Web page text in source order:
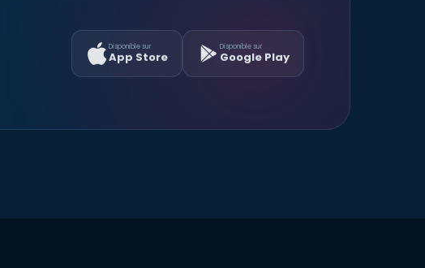
Disponible sur
App Store
Disponible sur
Google Play